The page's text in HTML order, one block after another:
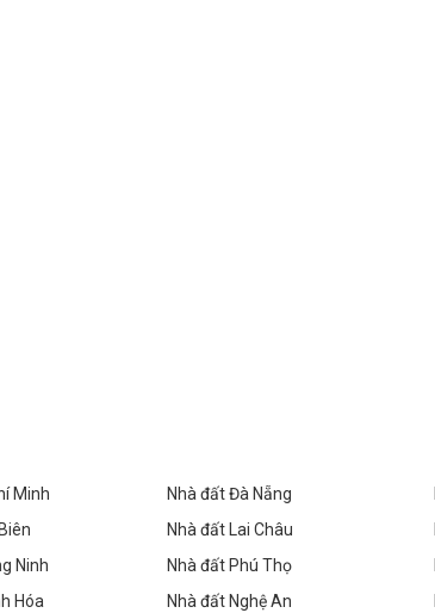
Minh Nhà đất Đà Nẵng
Nhà đất Lai Châu
Ninh Nhà đất Phú Thọ
Hóa Nhà đất Nghệ An